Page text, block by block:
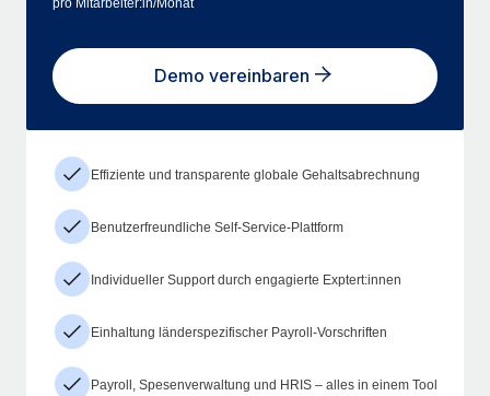
Demo vereinbaren
Effiziente und transparente globale Gehaltsabrechnung
Benutzerfreundliche Self-Service-Plattform
Individueller Support durch engagierte Exptert:innen
Einhaltung länderspezifischer Payroll-Vorschriften
Payroll, Spesenverwaltung und HRIS – alles in einem Tool